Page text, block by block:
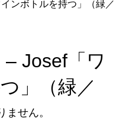
せん。
Josef「ワ
」（緑／